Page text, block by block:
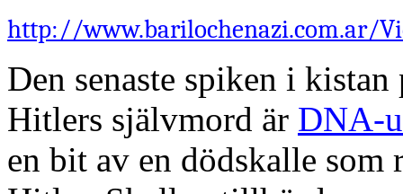
http://www.barilochenazi.com.ar/
Den senaste spiken i
Hitlers självmord är DNA-
en bit av en dödskalle som